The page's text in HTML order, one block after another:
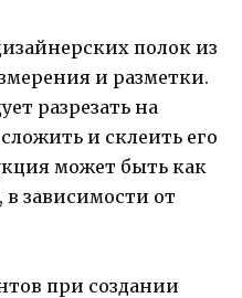
полок из
и разметки.
разрезать на
и склеить его
может быть как
зависимости от
при создании